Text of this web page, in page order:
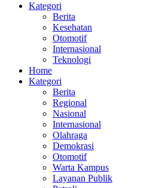
Kategori
Berita
Kesehatan
Otomotif
Internasional
Teknologi
Home
Kategori
Berita
Regional
Nasional
Internasional
Olahraga
Demokrasi
Otomotif
Warta Kampus
Layanan Publik